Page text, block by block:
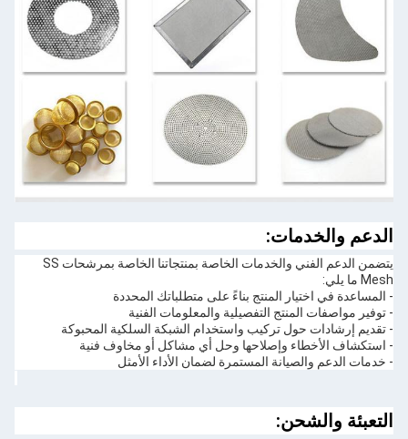
الدعم والخدمات:
يتضمن الدعم الفني والخدمات الخاصة بمنتجاتنا الخاصة بمرشحات SS
Mesh ما يلي:
- المساعدة في اختيار المنتج بناءً على متطلباتك المحددة
- توفير مواصفات المنتج التفصيلية والمعلومات الفنية
- تقديم إرشادات حول تركيب واستخدام الشبكة السلكية المحبوكة
- استكشاف الأخطاء وإصلاحها وحل أي مشاكل أو مخاوف فنية
- خدمات الدعم والصيانة المستمرة لضمان الأداء الأمثل
التعبئة والشحن: